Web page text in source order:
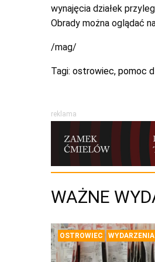
wynajęcia działek
Obrady można oglądać
/mag/
Tagi: ostrowiec, pomoc
reklama
WAŻNE
OSTROWIEC WYDARZENIA